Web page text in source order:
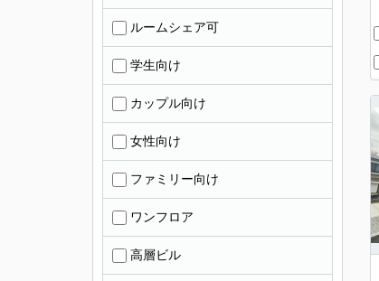
ルームシェア可
学生向け
カップル向け
女性向け
ファミリー向け
ワンフロア
高層ビル